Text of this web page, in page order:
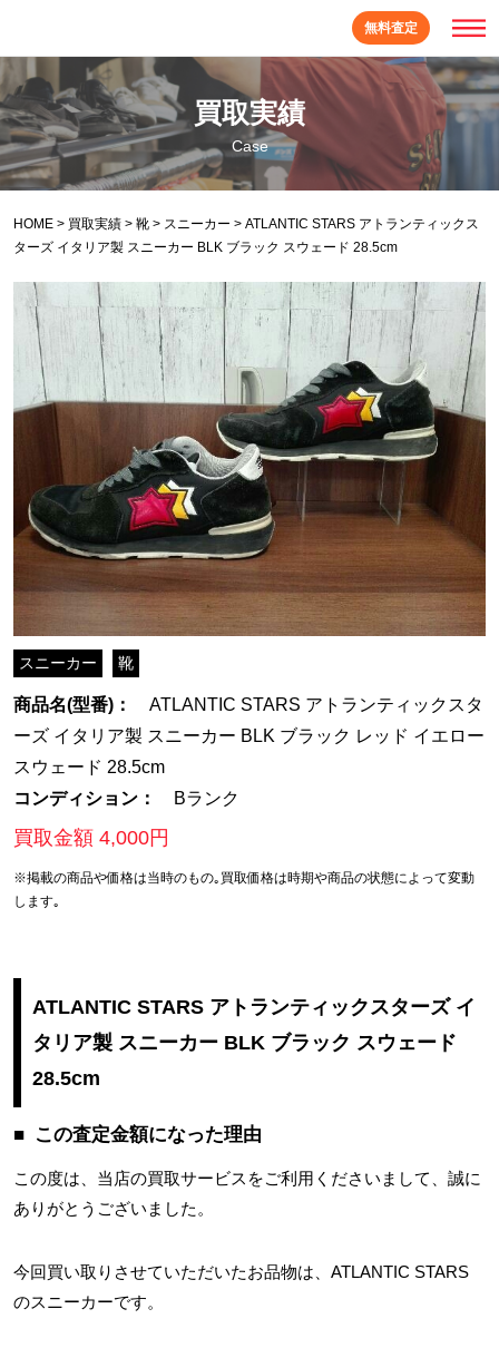
無料査定
買取実績
Case
HOME > 買取実績 >靴 > スニーカー >ATLANTIC STARS アトランティックス
ターズ イタリア製 スニーカー BLK ブラック スウェード 28.5cm
スニーカー 靴
商品名(型番)：
ATLANTIC STARS アトランティックスタ
ーズ イタリア製 スニーカー BLK ブラック レッド イエロー
スウェード 28.5cm
コンディション：
Bランク
買取金額 4,000円
※掲載の商品や価格は当時のもの｡買取価格は時期や商品の状態によって変動
します｡
ATLANTIC STARS アトランティックスターズ イ
タリア製 スニーカー BLK ブラック スウェード
28.5cm
この査定金額になった理由
この度は、当店の買取サービスをご利用くださいまして、誠に
ありがとうございました。
今回買い取りさせていただいたお品物は、ATLANTIC STARS
のスニーカーです。